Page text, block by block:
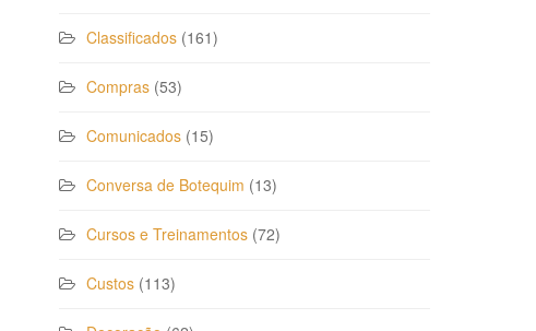
Classificados (161)
Compras (53)
Comunicados (15)
Conversa de Botequim (13)
Cursos e Treinamentos (72)
Custos (113)